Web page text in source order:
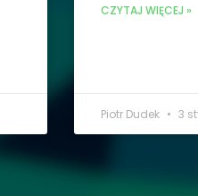
CZYTAJ WIĘCEJ »
Piotr Dudek 3